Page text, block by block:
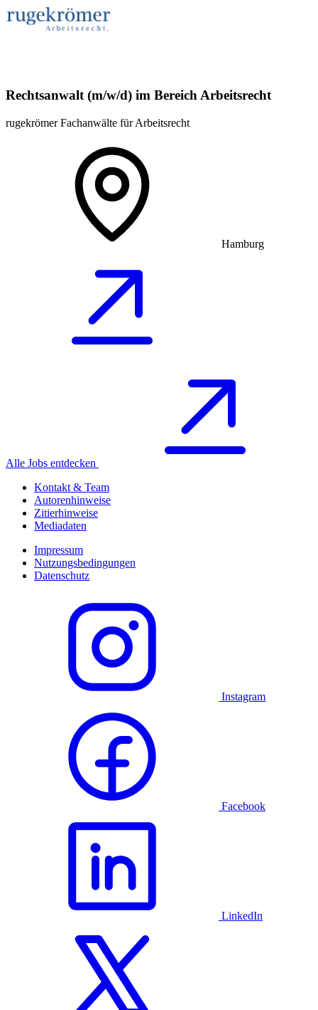
Rechtsanwalt (m/w/d) im Bereich Arbeitsrecht
rugekrömer Fachanwälte für Arbeitsrecht
Hamburg
Alle Jobs entdecken
Kontakt & Team
Autorenhinweise
Zitierhinweise
Mediadaten
Impressum
Nutzungsbedingungen
Datenschutz
Instagram
Facebook
LinkedIn